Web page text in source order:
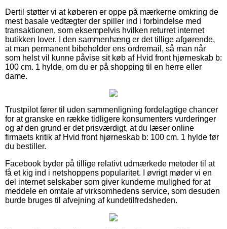
Dertil støtter vi at køberen er oppe på mærkerne omkring de
mest basale vedtægter der spiller ind i forbindelse med
transaktionen, som eksempelvis hvilken returret internet
butikken lover. I den sammenhæng er det tillige afgørende,
at man permanent bibeholder ens ordremail, så man når
som helst vil kunne påvise sit køb af Hvid front hjørneskab b:
100 cm. 1 hylde, om du er på shopping til en herre eller
dame.
Trustpilot fører til uden sammenligning fordelagtige chancer
for at granske en række tidligere konsumenters vurderinger
og af den grund er det prisværdigt, at du læser online
firmaets kritik af Hvid front hjørneskab b: 100 cm. 1 hylde før
du bestiller.
Facebook byder på tillige relativt udmærkede metoder til at
få et kig ind i netshoppens popularitet. I øvrigt møder vi en
del internet selskaber som giver kunderne mulighed for at
meddele en omtale af virksomhedens service, som desuden
burde bruges til afvejning af kundetilfredsheden.